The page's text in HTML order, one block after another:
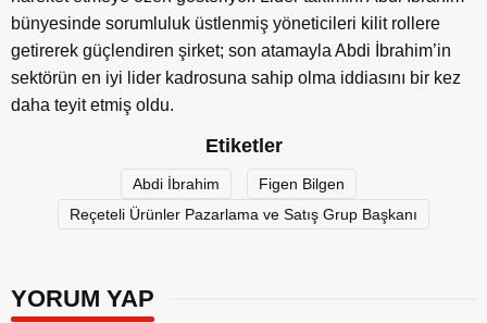
bünyesinde sorumluluk üstlenmiş yöneticileri kilit rollere
getirerek güçlendiren şirket; son atamayla Abdi İbrahim’in
sektörün en iyi lider kadrosuna sahip olma iddiasını bir kez
daha teyit etmiş oldu.
Etiketler
Abdi İbrahim
Figen Bilgen
Reçeteli Ürünler Pazarlama ve Satış Grup Başkanı
YORUM YAP